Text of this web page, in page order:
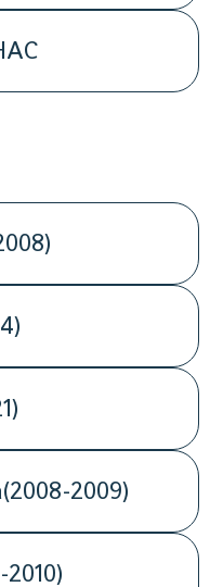
2009)